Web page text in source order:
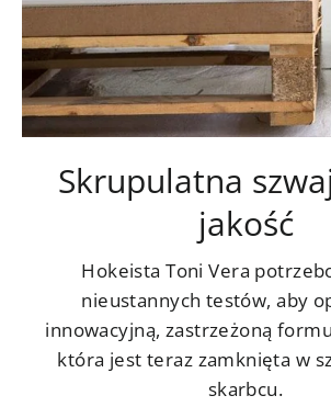
Skrupulatna
jakość
Hokeista Toni Vera
nieustannych testów, aby
innowacyjną, zastrzeżoną
która jest teraz zamknięta w
skarbcu.